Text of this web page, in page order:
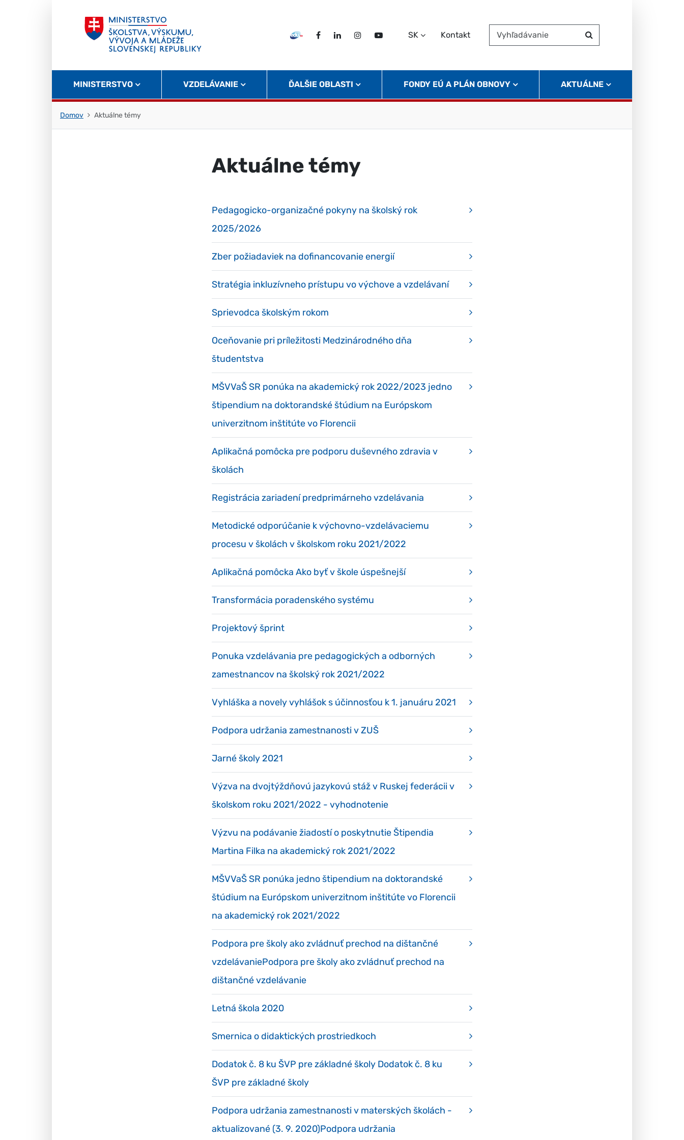
EDU TVFacebookLinkedInInstagram
Twitter
SK Kontakt
Vyhľadávanie
Hľadať
MINISTERSTVO VZDELÁVANIE ĎALŠIE OBLASTI FONDY EÚ A PLÁN OBNOVY AKTUÁLNE
Domov Aktuálne témy
Aktuálne témy
Pedagogicko-organizačné pokyny na školský rok
2025/2026
Zber požiadaviek na dofinancovanie energií
Stratégia inkluzívneho prístupu vo výchove a vzdelávaní
Sprievodca školským rokom
Oceňovanie pri príležitosti Medzinárodného dňa
študentstva
MŠVVaŠ SR ponúka na akademický rok 2022/2023 jedno
štipendium na doktorandské štúdium na Európskom
univerzitnom inštitúte vo Florencii
Aplikačná pomôcka pre podporu duševného zdravia v
školách
Registrácia zariadení predprimárneho vzdelávania
Metodické odporúčanie k výchovno-vzdelávaciemu
procesu v školách v školskom roku 2021/2022
Aplikačná pomôcka Ako byť v škole úspešnejší
Transformácia poradenského systému
Projektový šprint
Ponuka vzdelávania pre pedagogických a odborných
zamestnancov na školský rok 2021/2022
Vyhláška a novely vyhlášok s účinnosťou k 1. januáru 2021
Podpora udržania zamestnanosti v ZUŠ
Jarné školy 2021
Výzva na dvojtýždňovú jazykovú stáž v Ruskej federácii v
školskom roku 2021/2022 - vyhodnotenie
Výzvu na podávanie žiadostí o poskytnutie Štipendia
Martina Filka na akademický rok 2021/2022
MŠVVaŠ SR ponúka jedno štipendium na doktorandské
štúdium na Európskom univerzitnom inštitúte vo Florencii
na akademický rok 2021/2022
Podpora pre školy ako zvládnuť prechod na dištančné
vzdelávaniePodpora pre školy ako zvládnuť prechod na
dištančné vzdelávanie
Letná škola 2020
Smernica o didaktických prostriedkoch
Dodatok č. 8 ku ŠVP pre základné školy Dodatok č. 8 ku
ŠVP pre základné školy
Podpora udržania zamestnanosti v materských školách -
aktualizované (3. 9. 2020)Podpora udržania